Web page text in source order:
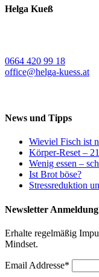
Helga Kueß
0664 420 99 18
office@helga-kuess.at
News und Tipps
Wieviel Fisch ist
Körper-Reset –
Wenig essen –
Ist Brot böse?
Stressreduktion
Newsletter Anmeldung
Erhalte regelmäßig
Mindset.
Email Addresse*